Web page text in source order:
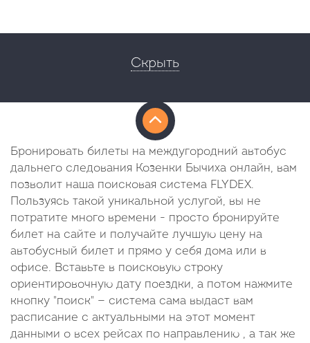
Скрыть
Бронировать билеты на междугородний автобус
дальнего следования Козенки Бычиха онлайн, вам
позволит наша поисковая система FLYDEX.
Пользуясь такой уникальной услугой, вы не
потратите много времени - просто бронируйте
билет на сайте и получайте лучшую цену на
автобусный билет и прямо у себя дома или в
офисе. Вставьте в поисковую строку
ориентировочную дату поездки, а потом нажмите
кнопку "поиск" — система сама выдаст вам
расписание с актуальными на этот момент
данными о всех рейсах по направлению , а так же